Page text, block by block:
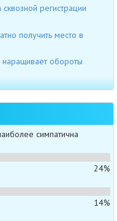
регистрации
получить место в
наращивает обороты
симпатична
24%
14%